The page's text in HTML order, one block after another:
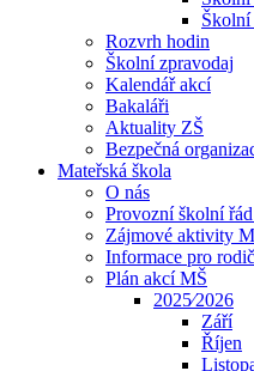
Rozvrh hodin
Školní zpravodaj
Kalendář akcí
Bakaláři
Aktuality ZŠ
Bezpečná
Mateřská škola
O nás
Provozní školní
Zájmové aktivity
Informace pro
Plán akcí MŠ
2025⁄2026
Září
Říjen